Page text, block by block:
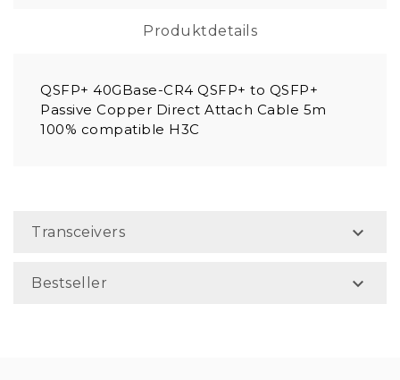
Produktdetails
QSFP+ 40GBase-CR4 QSFP+ to QSFP+
Passive Copper Direct Attach Cable 5m
100% compatible H3C
Transceivers 
Bestseller 